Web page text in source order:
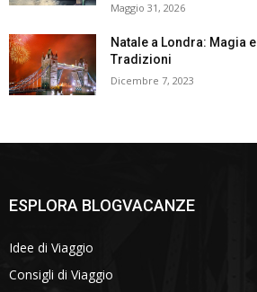
Maggio 31, 2026
Natale a Londra: Magia e
Tradizioni
Dicembre 7, 2023
ESPLORA BLOGVACANZE
Idee di Viaggio
Consigli di Viaggio